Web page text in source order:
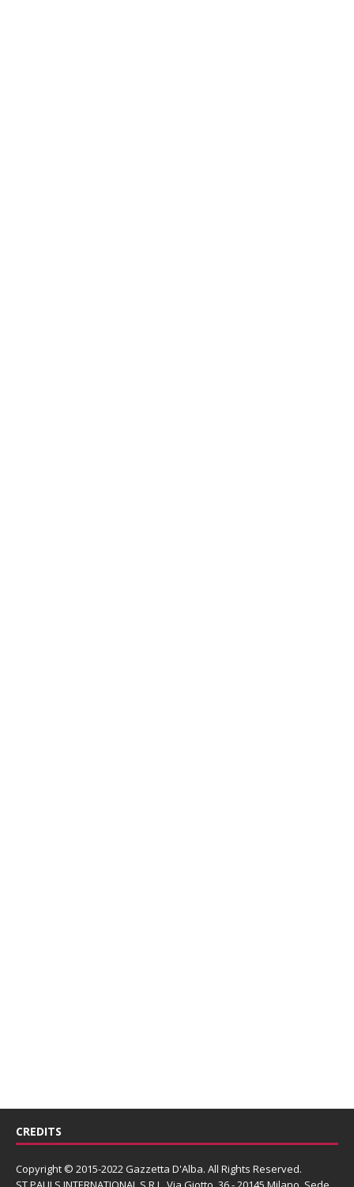
CREDITS
Copyright © 2015-2022 Gazzetta D'Alba. All Rights Reserved.